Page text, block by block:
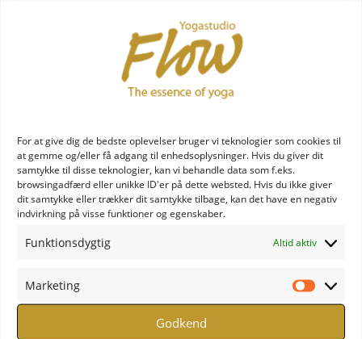
For at give dig de bedste oplevelser bruger vi teknologier som cookies til
at gemme og/eller få adgang til enhedsoplysninger. Hvis du giver dit
samtykke til disse teknologier, kan vi behandle data som f.eks.
browsingadfærd eller unikke ID'er på dette websted. Hvis du ikke giver
dit samtykke eller trækker dit samtykke tilbage, kan det have en negativ
indvirkning på visse funktioner og egenskaber.
Funktionsdygtig Altid aktiv
Marketing
Godkend
din restorativ stilling.
Læs mere om restorativ yoga
https://joannasstudio.dk/restorativ-yoga
Tilføj til kalender
Detaljer
Dato: 13. oktober
Massage Yoga – with
heart and hands